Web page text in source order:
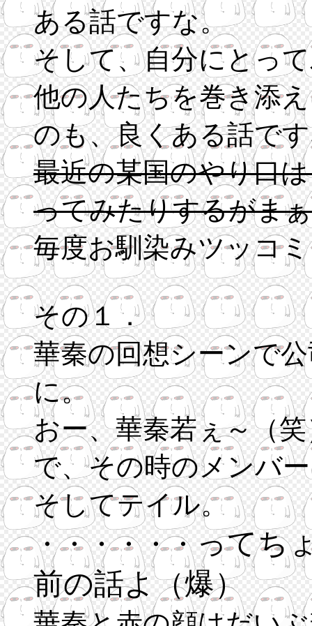
ある話ですな。
そして、自分にとっ
他の人たちを巻き添
のも、良くある話で
最近の某国のやり口
ってみたりするがま
毎度お馴染みツッコ
その１．
華秦の回想シーンで
に。
おー、華秦若ぇ～（
で、その時のメンバ
そしてテイル。
・・・・・・ ってち
前の話よ（爆）